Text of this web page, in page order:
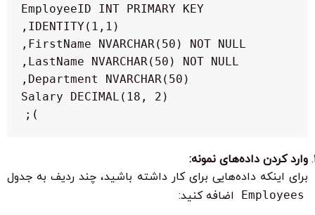
    EmployeeID INT PRIMARY KEY
);
وارد کردن داده‌های نمونه:
برای اینکه داده‌هایی برای کار داشته باشید، چند ردیف به جدول
Employees اضافه کنید: